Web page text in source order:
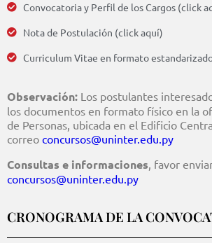
Convocatoria y Perfil de los Cargos (click
Nota de Postulación (click aquí)
Curriculum Vitae en formato
Observación: Los postulantes
los documentos en formato físico en la
de Personas, ubicada en el Edificio
correo concursos@uninter.edu.py
Consultas e informaciones, favor
concursos@uninter.edu.py
CRONOGRAMA DE LA